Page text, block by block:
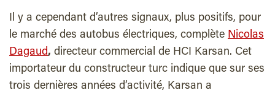
Il y a cependant d’autres signaux, plus positifs, pour
le marché des autobus électriques, complète Nicolas
Dagaud, directeur commercial de HCI Karsan. Cet
importateur du constructeur turc indique que sur ses
trois dernières années d’activité, Karsan a